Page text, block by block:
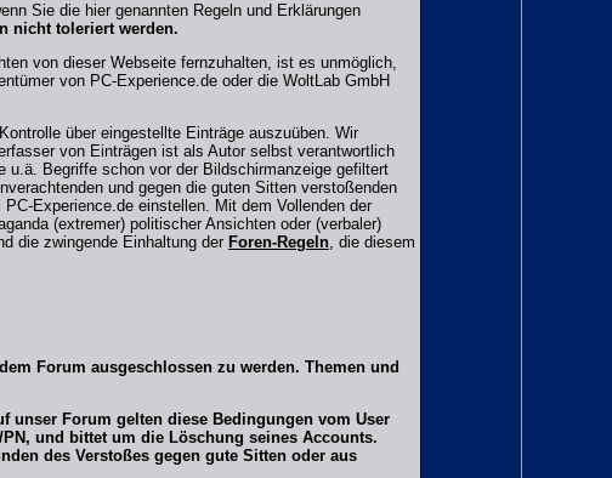
Sie die hier genannten Regeln und Erklärungen
nicht toleriert werden.
von dieser Webseite fernzuhalten, ist es unmöglich,
von PC-Experience.de oder die WoltLab GmbH
über eingestellte Einträge auszuüben. Wir
von Einträgen ist als Autor selbst verantwortlich
u.ä. Begriffe schon vor der Bildschirmanzeige gefiltert
und gegen die guten Sitten verstoßenden
Experience.de einstellen. Mit dem Vollenden der
(extremer) politischer Ansichten oder (verbaler)
die zwingende Einhaltung der Foren-Regeln, die diesem
Forum ausgeschlossen zu werden. Themen und
unser Forum gelten diese Bedingungen vom User
und bittet um die Löschung seines Accounts.
des Verstoßes gegen gute Sitten oder aus